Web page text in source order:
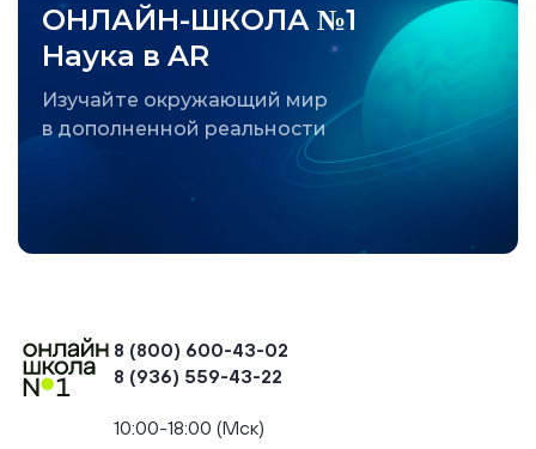
ОНЛАЙН-ШКОЛА №1
Наука в AR
Изучайте окружающий мир
в дополненной реальности
8 (800) 600-43-02
8 (936) 559-43-22
10:00-18:00 (Мск)